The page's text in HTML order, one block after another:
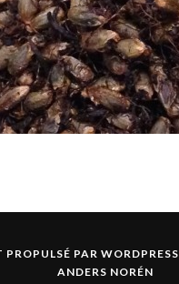
PROPULSÉ PAR WORDPRESS
ANDERS NORÉN